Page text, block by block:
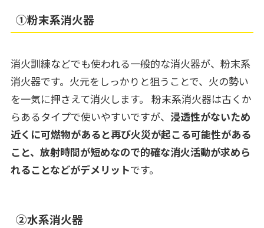
①粉末系消火器
消火訓練などでも使われる一般的な消火器が、粉末系
消火器です。火元をしっかりと狙うことで、火の勢い
を一気に押さえて消火します。 粉末系消火器は古くか
らあるタイプで使いやすいですが、 浸透性がないため
近くに可燃物があると再び火災が起こる可能性がある
こと、放射時間が短めなので的確な消火活動が求めら
れることなどがデメリットです。
②水系消火器